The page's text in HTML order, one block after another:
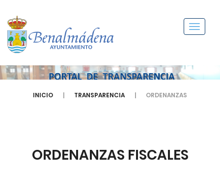
Menú
INICIO TRANSPARENCIA ORDENANZAS
ORDENANZAS FISCALES